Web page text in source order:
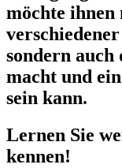
möchte
sondern auch
macht und
sein kann.
Lernen Sie
kennen!